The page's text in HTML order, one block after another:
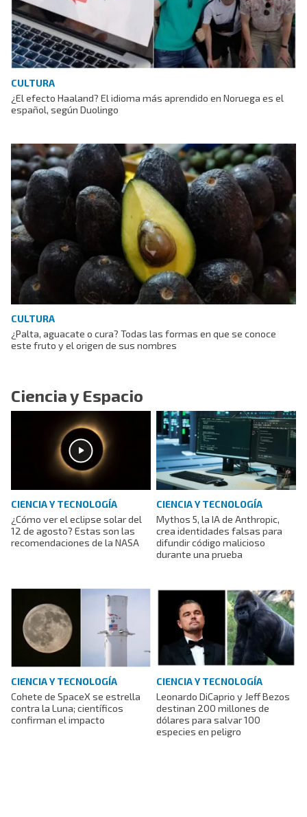
CULTURA
¿El efecto Haaland? El idioma más aprendido en Noruega es el
español, según Duolingo
CULTURA
¿Palta, aguacate o cura? Todas las formas en que se conoce
este fruto y el origen de sus nombres
Ciencia y Espacio
CIENCIA Y TECNOLOGÍA
¿Cómo ver el eclipse solar del
12 de agosto? Estas son las
recomendaciones de la NASA
CIENCIA Y TECNOLOGÍA
Mythos 5, la IA de Anthropic,
crea identidades falsas para
difundir código malicioso
durante una prueba
CIENCIA Y TECNOLOGÍA
Cohete de SpaceX se estrella
contra la Luna; científicos
confirman el impacto
CIENCIA Y TECNOLOGÍA
Leonardo DiCaprio y Jeff Bezos
destinan 200 millones de
dólares para salvar 100
especies en peligro